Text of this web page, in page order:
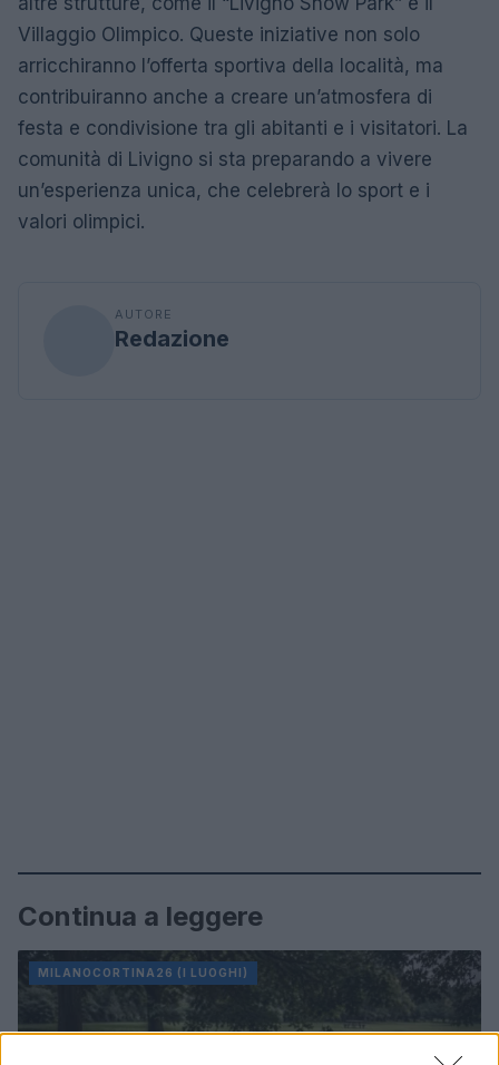
Villaggio Olimpico. Queste iniziative non solo
arricchiranno l’offerta sportiva della località, ma
contribuiranno anche a creare un’atmosfera di
festa e condivisione tra gli abitanti e i visitatori. La
comunità di Livigno si sta preparando a vivere
un’esperienza unica, che celebrerà lo sport e i
valori olimpici.
AUTORE
Redazione
Continua a leggere
MILANOCORTINA26 (I LUOGHI)